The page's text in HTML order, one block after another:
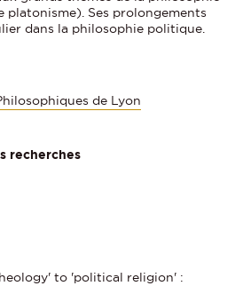
Ses prolongements
dans la philosophie politique.
de Lyon
recherches
to 'political religion' :